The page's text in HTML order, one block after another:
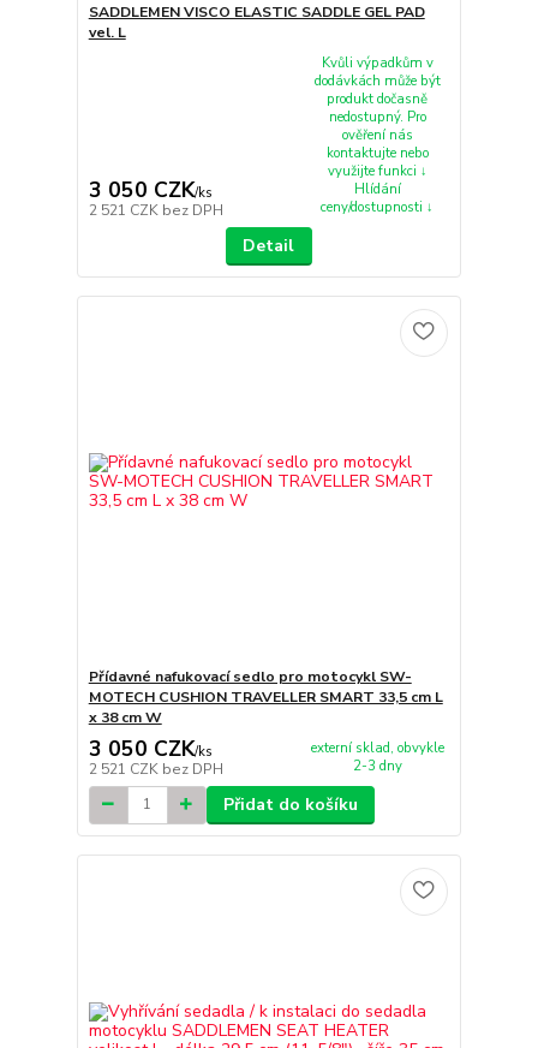
SADDLEMEN VISCO ELASTIC SADDLE GEL PAD
vel. L
3 050 CZK/ks
2 521 CZK bez DPH
Kvůli výpadkům v
dodávkách může být
produkt dočasně
nedostupný. Pro
ověření nás
kontaktujte nebo
využijte funkci ↓
Hlídání
ceny/dostupnosti ↓
Detail
Přídavné nafukovací sedlo pro motocykl SW-
MOTECH CUSHION TRAVELLER SMART 33,5 cm L
x 38 cm W
3 050 CZK/ks
2 521 CZK bez DPH
externí sklad, obvykle
2-3 dny
Přidat do košíku